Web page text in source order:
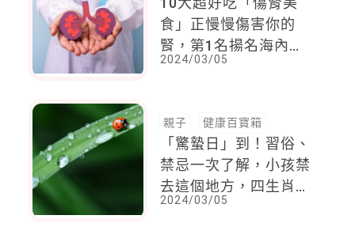
食」正慢慢傷害你的
腎，第1名揚名海內
外！
2024/03/05
親子 健康百寶箱
「驚蟄日」到！習俗、
禁忌一次了解，小孩禁
去這個地方，四生肖要
特別注意健康
2024/03/05